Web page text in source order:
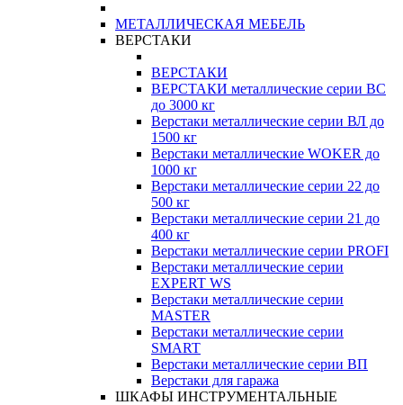
МЕТАЛЛИЧЕСКАЯ МЕБЕЛЬ
ВЕРСТАКИ
ВЕРСТАКИ
ВЕРСТАКИ металлические серии ВС
до 3000 кг
Верстаки металлические серии ВЛ до
1500 кг
Верстаки металлические WOKER до
1000 кг
Верстаки металлические серии 22 до
500 кг
Верстаки металлические серии 21 до
400 кг
Верстаки металлические серии PROFI
Верстаки металлические серии
EXPERT WS
Верстаки металлические серии
MASTER
Верстаки металлические серии
SMART
Верстаки металлические серии ВП
Верстаки для гаража
ШКАФЫ ИНСТРУМЕНТАЛЬНЫЕ